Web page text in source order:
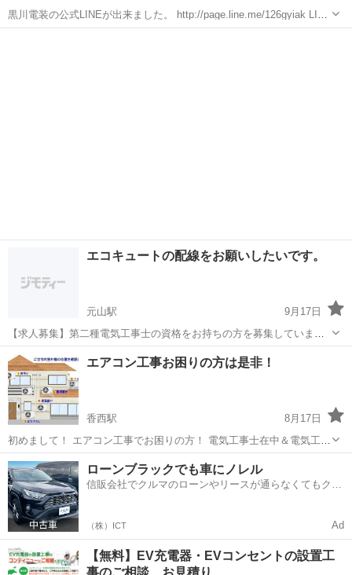
黒川電装の公式LINEが出来ました。 http://page.line.me/126gyiak LINE
ID:@126gyiak こちらを登録下さい。 メッセージや写真などやり取り
エコキュートの配線をお願いしたいです。
元山駅
9月17日
【求人募集】第二種電気工事士の資格をお持ちの方を募集していま
す。 当社では現在、第二種電気工事士の資格をお持ちの方を募集して
おります。 主な業務内容は、住宅エコキュートの配線工事です。エコ
キュートの取替工事なので一緒に担...
香川 電気工事 エコキュート
エアコン工事お困りの方は是非！
香西駅
8月17日
初めまして！ エアコン工事でお困りの方！ 電気工事士在中＆電気工事
業許可業者！ エアコンの取り外し エアコンの取り付け エアコンの撤
去 エアコン商品新品手配 移設工事！現在の場所から別の場所へ取り付
け ...
香川 高松市 香西駅 電気工事
ローンブラックでも車にノレル
信販会社でクルマのローンやリースが通らなくてもクル
（株）ICT Ad
【無料】EV充電器・EVコンセントの設置工
事のご相談、お見積り